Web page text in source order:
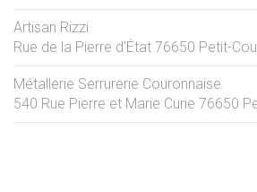
Artisan Rizzi
Rue de la Pierre d'État 76650 Petit-
Métallerie Serrurerie Couronnaise
540 Rue Pierre et Marie Curie 76650